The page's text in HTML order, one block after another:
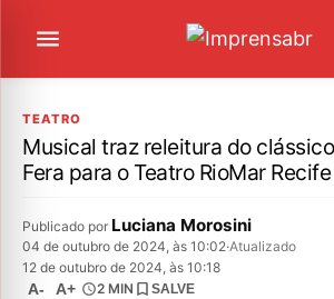
TEATRO
Musical traz releitura do
Fera para o Teatro RioMar
Publicado por Luciana Morosini
04 de outubro de 2024, às 10:02·Atualizado
12 de outubro de 2024, às 10:18
A- A+ 2 MIN SALVE